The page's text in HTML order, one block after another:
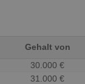
Gehalt von
30.000 €
31.000 €